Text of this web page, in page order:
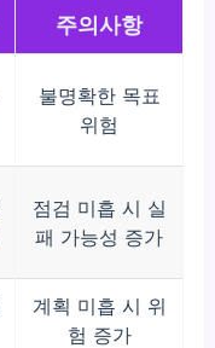
주의사항
불명확한 목표
위험
점검 미흡 시 실
패 가능성 증가
계획 미흡 시 위
험 증가